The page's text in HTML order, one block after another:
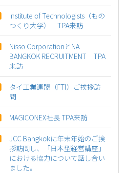
Institute of Technologists（もの
つくり大学） TPA来訪
Nisso CorporationとNA
BANGKOK RECRUITMENT TPA
来訪
タイ工業連盟（FTI）ご挨拶訪
問
MAGICONEX社長 TPA来訪
JCC Bangkokに年末年始のご挨
拶訪問し、「日本型経営講座」
における協力について話し合い
ました。